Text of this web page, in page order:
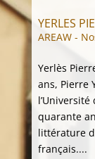
YERLES
AREAW -
Yerlès
ans, Pierre
quarante
littérature
français....